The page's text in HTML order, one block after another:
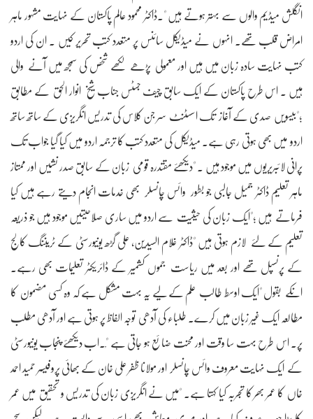
انگلش میڈیم والوں سے بہتر ہوتے ہیں "۔ڈاکٹر محمود عالم پاکستان کے نہایت مشہور ماہر
امراض قلب تھے۔ انہوں نے میڈیکل سائنس پر متعدد کتب تحریر کیں ۔ ان کی اردو
کتب نہایت سادہ زبان میں ہیں اور معمولی پڑھے لکھے شخص کی سمجھ میں آنے والی
ہیں ۔ اس طرح پاکستان کے ایک سابق چیف جسٹس جناب شیخ انوار الحق کے مطابق
؛"بیسویں صدی کے آغاز تک اسسٹنٹ سر جن کلاس کی تدریس انگریزی کے ساتھ ساتھ
اردو میں بھی ہوتی رہی ہے۔ میڈیکل کی متعدد کتب کا ترجمہ اردو میں کیا گیا جواب تک
پرانی لائبریریوں میں موجود ہیں ۔ "دیکھئے مقتدرہ قومی زبان کے سابق صدر نشیں اور ممتاز
ماہر تعلیم ڈاکٹر جمیل جالبی جو بطور وائس چانسلر بھی خدمات انجام دیتے رہے ہیں کیا
فرماتے ہیں ؛"ایک زبان کی حیثیت سے اردو میں ساری صلاحیتیں موجود ہیں جو ذریعہ
تعلیم کے لئے لازم ہوتی ہیں "ڈاکٹر غلام السیدین، علی گڑھ یونیورسٹی کے ٹریننگ کالج
کے پرنسپل تھے اور بعد میں ریاست جموں کشمیر کے ڈائریکٹر تعلیمات بھی رہے۔
انکے بقول "ایک اوسط طالب علم کے لیے یہ بہت مشکل ہے کہ وہ کسی مضمون کا
مطالعہ ایک غیر زبان میں کرے۔ طلباء کی آدھی توجہ الفاظ پر ہوتی ہے اور آدھی مطلب
پر۔ اس طرح بہت سا وقت اور محنت ضائع ہو جاتی ہے "ْ۔اب دیکھئے پنجاب یونیورسٹی
کے ایک نہایت معروف وائس چانسلر اور مولانا ظفر علی خان کے بھائی پروفیسر حمید احمد
خاں کا عمر بھر کا تجربہ کیا کہتا ہے۔ "میں نے انگریزی زبان کی تدریس و تحقیق میں عمر